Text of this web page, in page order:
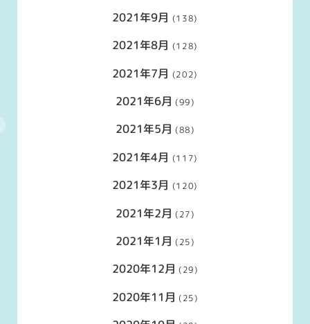
2021年9月 (138)
2021年8月 (128)
2021年7月 (202)
2021年6月 (99)
2021年5月 (88)
2021年4月 (117)
2021年3月 (120)
2021年2月 (27)
2021年1月 (25)
2020年12月 (29)
2020年11月 (25)